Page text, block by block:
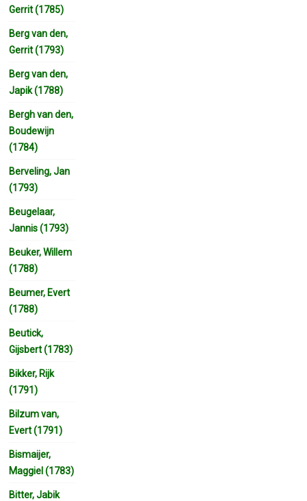
Gerrit (1785)
Berg van den,
Gerrit (1793)
Berg van den,
Japik (1788)
Bergh van den,
Boudewijn
(1784)
Berveling, Jan
(1793)
Beugelaar,
Jannis (1793)
Beuker, Willem
(1788)
Beumer, Evert
(1788)
Beutick,
Gijsbert (1783)
Bikker, Rijk
(1791)
Bilzum van,
Evert (1791)
Bismaijer,
Maggiel (1783)
Bitter, Jabik